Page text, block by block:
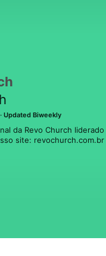
Updated Biweekly
da Revo Church
site: